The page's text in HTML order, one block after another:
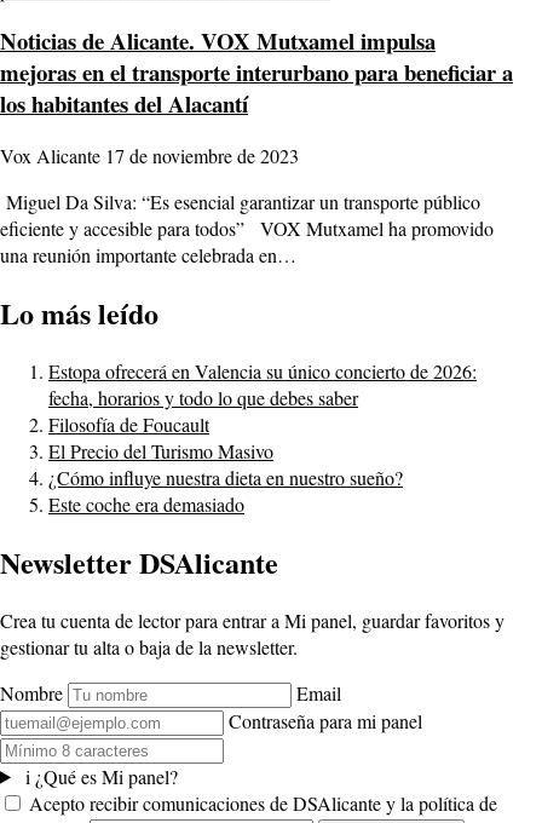
Noticias de Alicante. VOX Mutxamel impulsa
mejoras en el transporte interurbano para beneficiar a
los habitantes del Alacantí
Vox Alicante 17 de noviembre de 2023
Miguel Da Silva: “Es esencial garantizar un transporte público
eficiente y accesible para todos” VOX Mutxamel ha promovido
una reunión importante celebrada en…
Lo más leído
Estopa ofrecerá en Valencia su único concierto de 2026:
fecha, horarios y todo lo que debes saber
Filosofía de Foucault
El Precio del Turismo Masivo
¿Cómo influye nuestra dieta en nuestro sueño?
Este coche era demasiado
Newsletter DSAlicante
Crea tu cuenta de lector para entrar a Mi panel, guardar favoritos y
gestionar tu alta o baja de la newsletter.
Nombre
Email
Contraseña para mi panel
i ¿Qué es Mi panel?
Acepto recibir comunicaciones de DSAlicante y la política de